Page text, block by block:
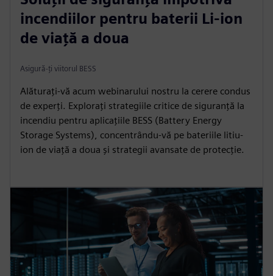
incendiilor pentru baterii Li-ion
de viață a doua
Asigură-ți viitorul BESS
Alăturați-vă acum webinarului nostru la cerere condus
de experți. Explorați strategiile critice de siguranță la
incendiu pentru aplicațiile BESS (Battery Energy
Storage Systems), concentrându-vă pe bateriile litiu-
ion de viață a doua și strategii avansate de protecție.